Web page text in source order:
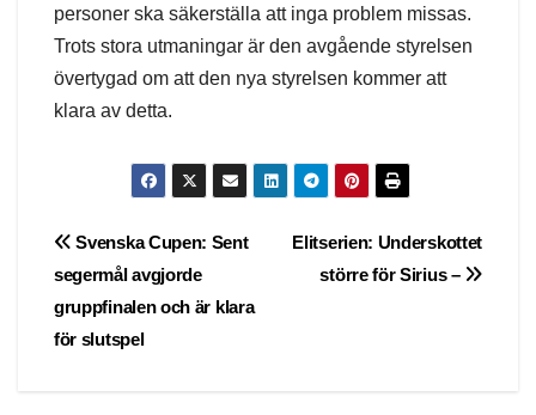
personer ska säkerställa att inga problem missas.
Trots stora utmaningar är den avgående styrelsen
övertygad om att den nya styrelsen kommer att
klara av detta.
Post
navigation
Elitserien: Underskottet
större för Sirius –
Svenska Cupen: Sent
segermål avgjorde
gruppfinalen och är klara
för slutspel